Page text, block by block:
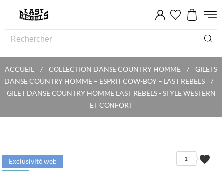
ACCUEIL COLLECTION DANSE COUNTRY HOMME
GILETS
DANSE COUNTRY HOMME – ESPRIT COW-BOY – LAST REBELS
GILET DANSE COUNTRY HOMME LAST REBELS - STYLE WESTERN
ET CONFORT
favorite
1
Exclusivité web